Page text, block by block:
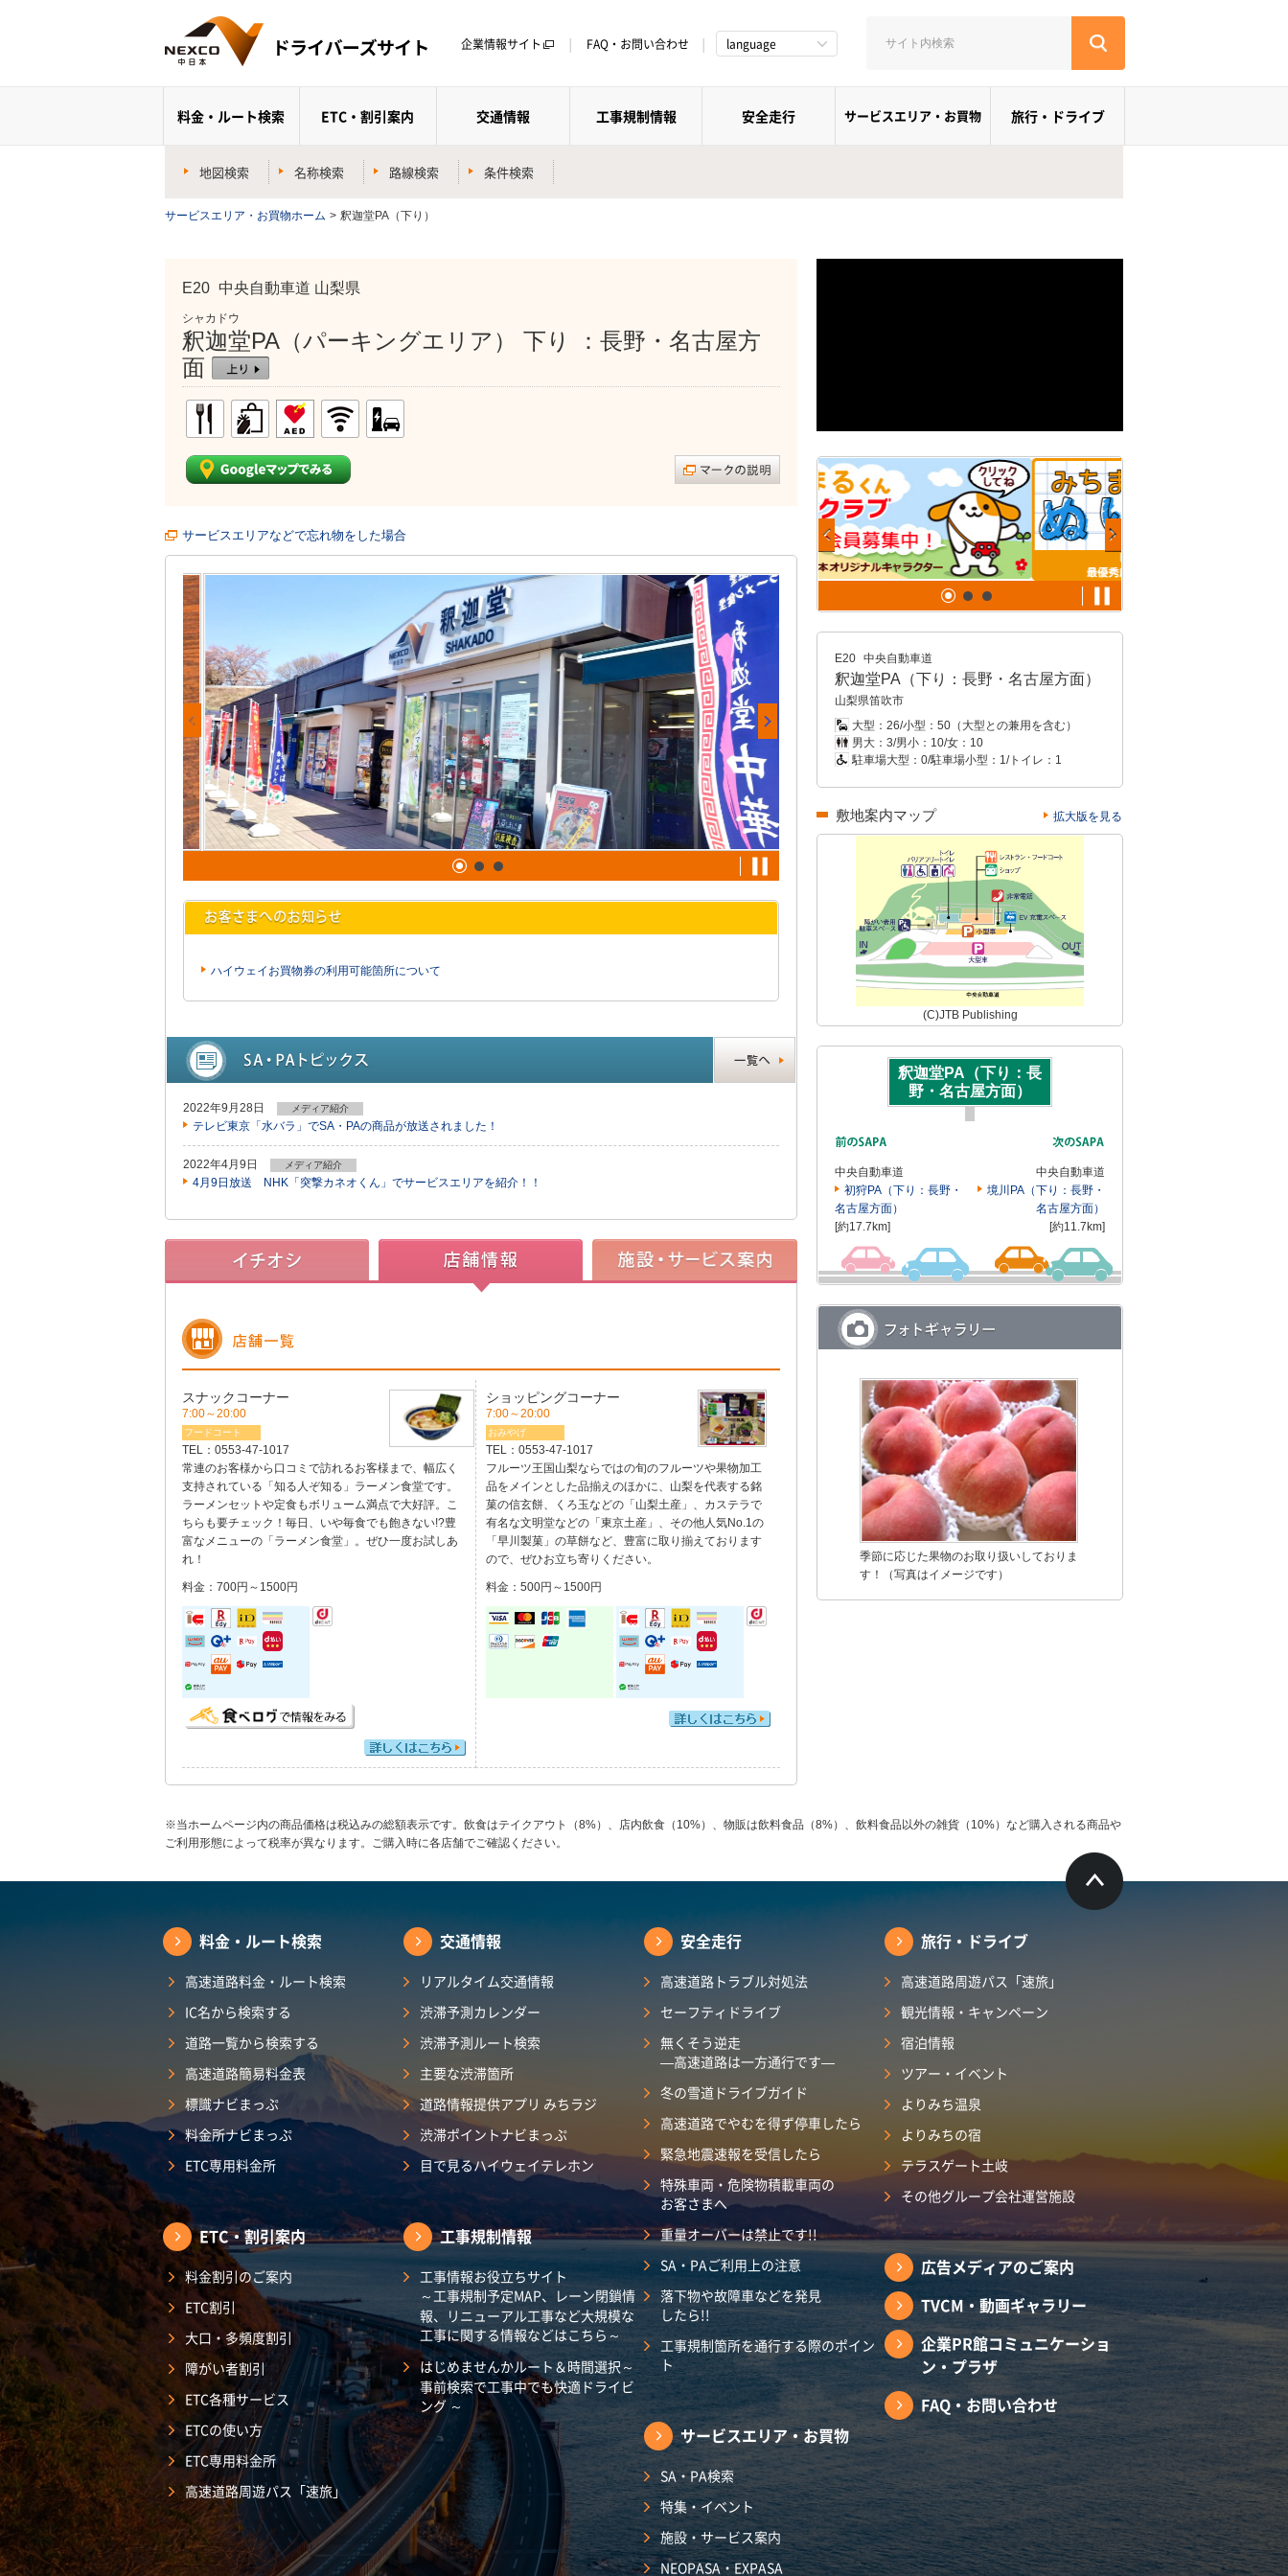
企業情報サイト FAQ・お問い合わせ language
料金・ルート検索 ETC・割引案内 交通情報 工事規制情報 安全走行 サービスエリア・お買物 旅行・ドライブ
地図検索 名称検索 路線検索 条件検索
サービスエリア・お買物ホーム > 釈迦堂PA（下り）
E20 中央自動車道 山梨県
シャカドウ
釈迦堂PA（パーキングエリア） 下り ：長野・名古屋方
面
サービスエリアなどで忘れ物をした場合
ハイウェイお買物券の利用可能箇所について
2022年9月28日 メディア紹介
テレビ東京「水バラ」でSA・PAの商品が放送されました！
2022年4月9日 メディア紹介
4月9日放送 NHK「突撃カネオくん」でサービスエリアを紹介！！
スナックコーナー
7:00～20:00
フードコート
TEL： 0553-47-1017
常連のお客様から口コミで訪れるお客様まで、幅広く
支持されている「知る人ぞ知る」ラーメン食堂です。
ラーメンセットや定食もボリューム満点で大好評。こ
ちらも要チェック！毎日、いや毎食でも飽きない!?豊
富なメニューの「ラーメン食堂」。ぜひ一度お試しあ
れ！
料金：700円～1500円
ショッピングコーナー
7:00～20:00
おみやげ
TEL： 0553-47-1017
フルーツ王国山梨ならではの旬のフルーツや果物加工
品をメインとした品揃えのほかに、山梨を代表する銘
菓の信玄餅、くろ玉などの「山梨土産」、カステラで
有名な文明堂などの「東京土産」、その他人気No.1の
「早川製菓」の草餅など、豊富に取り揃えております
ので、ぜひお立ち寄りください。
料金：500円～1500円
E20 中央自動車道
釈迦堂PA（下り：長野・名古屋方面）
山梨県笛吹市
大型：26/小型：50（大型との兼用を含む）
男大：3/男小：10/女：10
駐車場大型：0/駐車場小型：1/トイレ：1
敷地案内マップ 拡大版を見る
(C)JTB Publishing
釈迦堂PA（下り：長
野・名古屋方面）
中央自動車道
初狩PA（下り：長野・
名古屋方面）
[約17.7km]
中央自動車道
境川PA（下り：長野・
名古屋方面）
[約11.7km]
季節に応じた果物のお取り扱いしておりま
す！（写真はイメージです）
※当ホームページ内の商品価格は税込みの総額表示です。飲食はテイクアウト（8%）、店内飲食（10%）、物販は飲料食品（8%）、飲料食品以外の雑貨（10%）など購入される商品や
ご利用形態によって税率が異なります。ご購入時に各店舗でご確認ください。
料金・ルート検索
高速道路料金・ルート検索
IC名から検索する
道路一覧から検索する
高速道路簡易料金表
標識ナビまっぷ
料金所ナビまっぷ
ETC専用料金所
ETC・割引案内
料金割引のご案内
ETC割引
大口・多頻度割引
障がい者割引
ETC各種サービス
ETCの使い方
ETC専用料金所
高速道路周遊パス「速旅」
交通情報
リアルタイム交通情報
渋滞予測カレンダー
渋滞予測ルート検索
主要な渋滞箇所
道路情報提供アプリ みちラジ
渋滞ポイントナビまっぷ
目で見るハイウェイテレホン
工事規制情報
工事情報お役立ちサイト
～工事規制予定MAP、レーン閉鎖情
報、リニューアル工事など大規模な
工事に関する情報などはこちら～
はじめませんかルート＆時間選択～
事前検索で工事中でも快適ドライビ
ング ～
安全走行
高速道路トラブル対処法
セーフティドライブ
無くそう逆走
―高速道路は一方通行です―
冬の雪道ドライブガイド
高速道路でやむを得ず停車したら
緊急地震速報を受信したら
特殊車両・危険物積載車両の
お客さまへ
重量オーバーは禁止です!!
SA・PAご利用上の注意
落下物や故障車などを発見
したら!!
工事規制箇所を通行する際のポイン
ト
サービスエリア・お買物
SA・PA検索
特集・イベント
施設・サービス案内
NEOPASA・EXPASA
旅行・ドライブ
高速道路周遊パス「速旅」
観光情報・キャンペーン
宿泊情報
ツアー・イベント
よりみち温泉
よりみちの宿
テラスゲート土岐
その他グループ会社運営施設
広告メディアのご案内
TVCM・動画ギャラリー
企業PR館コミュニケーショ
ン・プラザ
FAQ・お問い合わせ